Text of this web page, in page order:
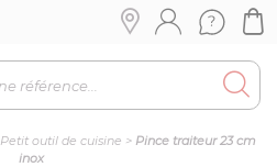
Petit outil de cuisine > Pince traiteur 23 cm
inox